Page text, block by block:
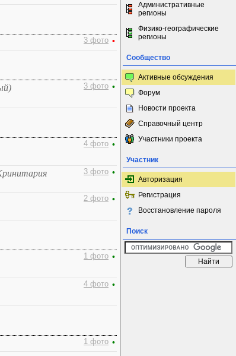
3 фото •
3 фото •
4 фото •
3 фото •
2 фото •
1 фото •
4 фото •
1 фото •
Административные
регионы
Физико-географические
регионы
Сообщество
Активные обсуждения
Форум
Новости проекта
Справочный центр
Участники проекта
Участник
Авторизация
Регистрация
Восстановление пароля
Поиск